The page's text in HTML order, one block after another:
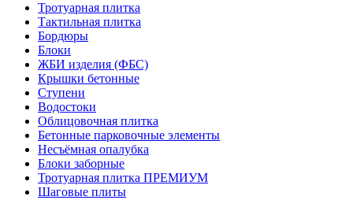
Тротуарная плитка
Тактильная плитка
Бордюры
Блоки
ЖБИ изделия (ФБС)
Крышки бетонные
Ступени
Водостоки
Облицовочная плитка
Бетонные парковочные элементы
Несъёмная опалубка
Блоки заборные
Тротуарная плитка ПРЕМИУМ
Шаговые плиты